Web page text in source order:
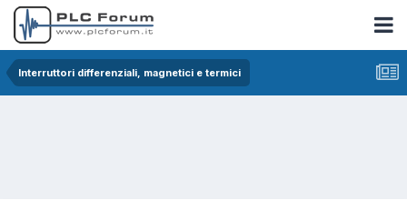
Interruttori differenziali, magnetici e termici